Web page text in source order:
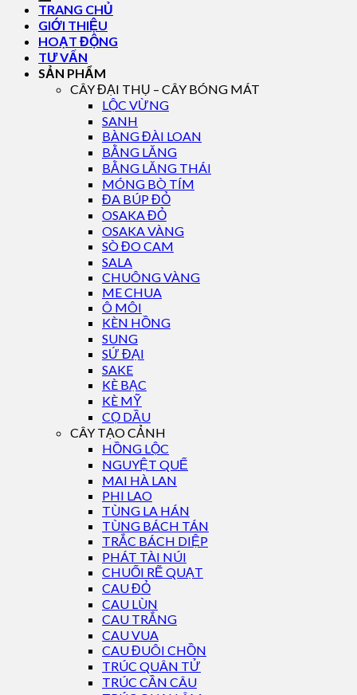
TRANG CHỦ
GIỚI THIỆU
HOẠT ĐỘNG
TƯ VẤN
SẢN PHẨM
CÂY ĐẠI THỤ – CÂY BÓNG MÁT
LỘC VỪNG
SANH
BÀNG ĐÀI LOAN
BẰNG LĂNG
BẰNG LĂNG THÁI
MÓNG BÒ TÍM
ĐA BÚP ĐỎ
OSAKA ĐỎ
OSAKA VÀNG
SÒ ĐO CAM
SALA
CHUÔNG VÀNG
ME CHUA
Ô MÔI
KÈN HỒNG
SUNG
SỨ ĐẠI
SAKE
KÈ BẠC
KÈ MỸ
CỌ DẦU
CÂY TẠO CẢNH
HỒNG LỘC
NGUYỆT QUẾ
MAI HÀ LAN
PHI LAO
TÙNG LA HÁN
TÙNG BÁCH TÁN
TRẮC BÁCH DIỆP
PHÁT TÀI NÚI
CHUỐI RẼ QUẠT
CAU ĐỎ
CAU LÙN
CAU TRẮNG
CAU VUA
CAU ĐUÔI CHỒN
TRÚC QUÂN TỬ
TRÚC CẦN CÂU